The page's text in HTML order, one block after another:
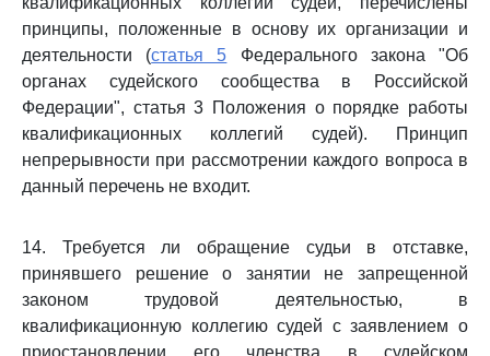
принципы, положенные в основу их организации и
деятельности (статья 5 Федерального закона "Об
органах судейского сообщества в Российской
Федерации", статья 3 Положения о порядке работы
квалификационных коллегий судей). Принцип
непрерывности при рассмотрении каждого вопроса в
данный перечень не входит.
14. Требуется ли обращение судьи в отставке,
принявшего решение о занятии не запрещенной
законом трудовой деятельностью, в
квалификационную коллегию судей с заявлением о
приостановлении его членства в судейском